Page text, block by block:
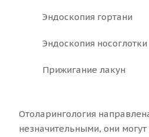
Эндоскопия гортани
Эндоскопия носоглотки
Прижигание лакун
Отоларингология
незначительными, они